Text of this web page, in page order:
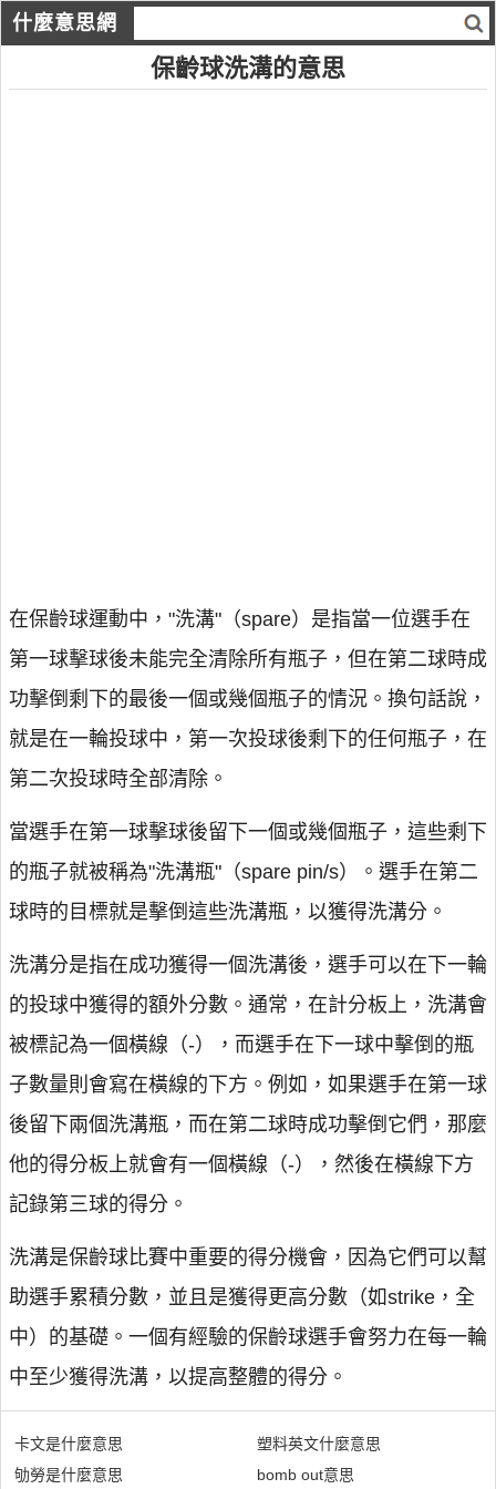
什麼意思網
保齡球洗溝的意思
在保齡球運動中，"洗溝"（spare）是指當一位選手在
第一球擊球後未能完全清除所有瓶子，但在第二球時成
功擊倒剩下的最後一個或幾個瓶子的情況。換句話說，
就是在一輪投球中，第一次投球後剩下的任何瓶子，在
第二次投球時全部清除。
當選手在第一球擊球後留下一個或幾個瓶子，這些剩下
的瓶子就被稱為"洗溝瓶"（spare pin/s）。選手在第二
球時的目標就是擊倒這些洗溝瓶，以獲得洗溝分。
洗溝分是指在成功獲得一個洗溝後，選手可以在下一輪
的投球中獲得的額外分數。通常，在計分板上，洗溝會
被標記為一個橫線（-），而選手在下一球中擊倒的瓶
子數量則會寫在橫線的下方。例如，如果選手在第一球
後留下兩個洗溝瓶，而在第二球時成功擊倒它們，那麼
他的得分板上就會有一個橫線（-），然後在橫線下方
記錄第三球的得分。
洗溝是保齡球比賽中重要的得分機會，因為它們可以幫
助選手累積分數，並且是獲得更高分數（如strike，全
中）的基礎。一個有經驗的保齡球選手會努力在每一輪
中至少獲得洗溝，以提高整體的得分。
卡文是什麼意思
劬勞是什麼意思
塑料英文什麼意思
bomb out意思